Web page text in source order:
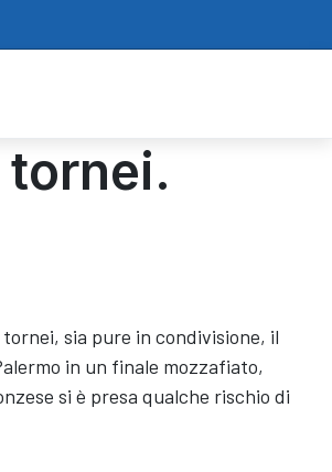
sia pure in condivisione, il
in un finale mozzafiato,
si è presa qualche rischio di